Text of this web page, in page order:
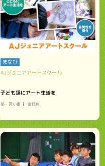
まなび
AJジュニアアートスクール
子ども達にアート生活を
塾・習い事 宮城県